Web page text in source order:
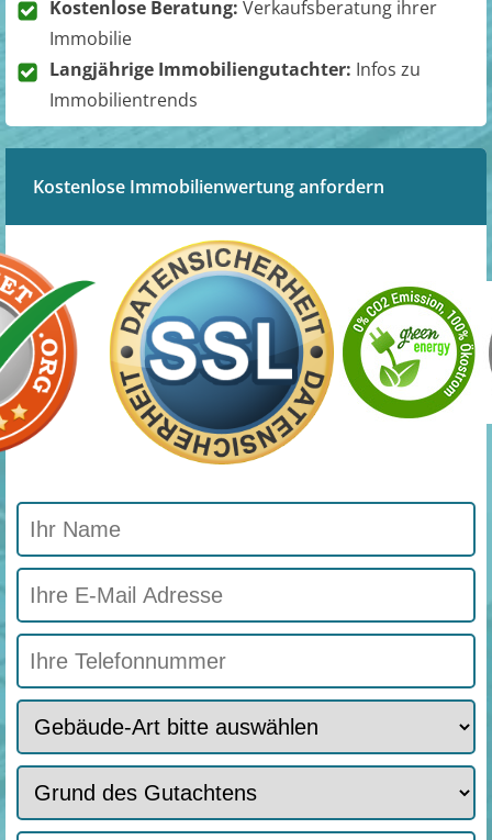
Kostenlose Beratung: Verkaufsberatung ihrer
Immobilie
Langjährige Immobiliengutachter: Infos zu
Immobilientrends
Kostenlose Immobilienwertung anfordern